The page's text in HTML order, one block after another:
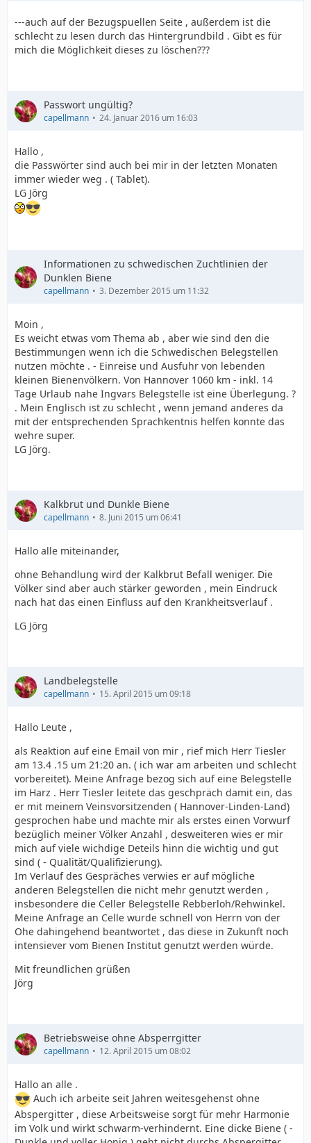
---auch auf der Bezugspuellen Seite , außerdem ist die
schlecht zu lesen durch das Hintergrundbild . Gibt es für
mich die Möglichkeit dieses zu löschen???
Passwort ungültig?
capellmann 24. Januar 2016 um 16:03
Hallo ,
die Passwörter sind auch bei mir in der letzten Monaten
immer wieder weg . ( Tablet).
LG Jörg
Informationen zu schwedischen Zuchtlinien der
Dunklen Biene
capellmann 3. Dezember 2015 um 11:32
Moin ,
Es weicht etwas vom Thema ab , aber wie sind den die
Bestimmungen wenn ich die Schwedischen Belegstellen
nutzen möchte . - Einreise und Ausfuhr von lebenden
kleinen Bienenvölkern. Von Hannover 1060 km - inkl. 14
Tage Urlaub nahe Ingvars Belegstelle ist eine Überlegung. ?
. Mein Englisch ist zu schlecht , wenn jemand anderes da
mit der entsprechenden Sprachkentnis helfen konnte das
wehre super.
LG Jörg.
Kalkbrut und Dunkle Biene
capellmann 8. Juni 2015 um 06:41
Hallo alle miteinander,
ohne Behandlung wird der Kalkbrut Befall weniger. Die
Völker sind aber auch stärker geworden , mein Eindruck
nach hat das einen Einfluss auf den Krankheitsverlauf .
LG Jörg
Landbelegstelle
capellmann 15. April 2015 um 09:18
Hallo Leute ,
als Reaktion auf eine Email von mir , rief mich Herr Tiesler
am 13.4 .15 um 21:20 an. ( ich war am arbeiten und schlecht
vorbereitet). Meine Anfrage bezog sich auf eine Belegstelle
im Harz . Herr Tiesler leitete das geschpräch damit ein, das
er mit meinem Veinsvorsitzenden ( Hannover-Linden-Land)
gesprochen habe und machte mir als erstes einen Vorwurf
bezüglich meiner Völker Anzahl , desweiteren wies er mir
mich auf viele wichdige Deteils hinn die wichtig und gut
sind ( - Qualität/Qualifizierung).
Im Verlauf des Gespräches verwies er auf mögliche
anderen Belegstellen die nicht mehr genutzt werden ,
insbesondere die Celler Belegstelle Rebberloh/Rehwinkel.
Meine Anfrage an Celle wurde schnell von Herrn von der
Ohe dahingehend beantwortet , das diese in Zukunft noch
intensiever vom Bienen Institut genutzt werden würde.
Mit freundlichen grüßen
Jörg
Betriebsweise ohne Absperrgitter
capellmann 12. April 2015 um 08:02
Hallo an alle .
Auch ich arbeite seit Jahren weitesgehenst ohne
Abspergitter , diese Arbeitsweise sorgt für mehr Harmonie
im Volk und wirkt schwarm-verhindernt. Eine dicke Biene ( -